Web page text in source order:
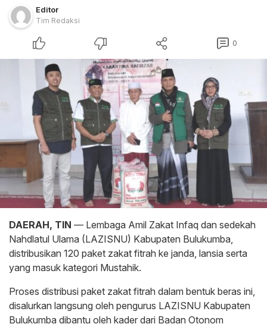
Editor
Tim Redaksi
0
DAERAH, TIN — Lembaga Amil Zakat Infaq dan sedekah
Nahdlatul Ulama (LAZISNU) Kabupaten Bulukumba,
distribusikan 120 paket zakat fitrah ke janda, lansia serta
yang masuk kategori Mustahik.
Proses distribusi paket zakat fitrah dalam bentuk beras ini,
disalurkan langsung oleh pengurus LAZISNU Kabupaten
Bulukumba dibantu oleh kader dari Badan Otonom